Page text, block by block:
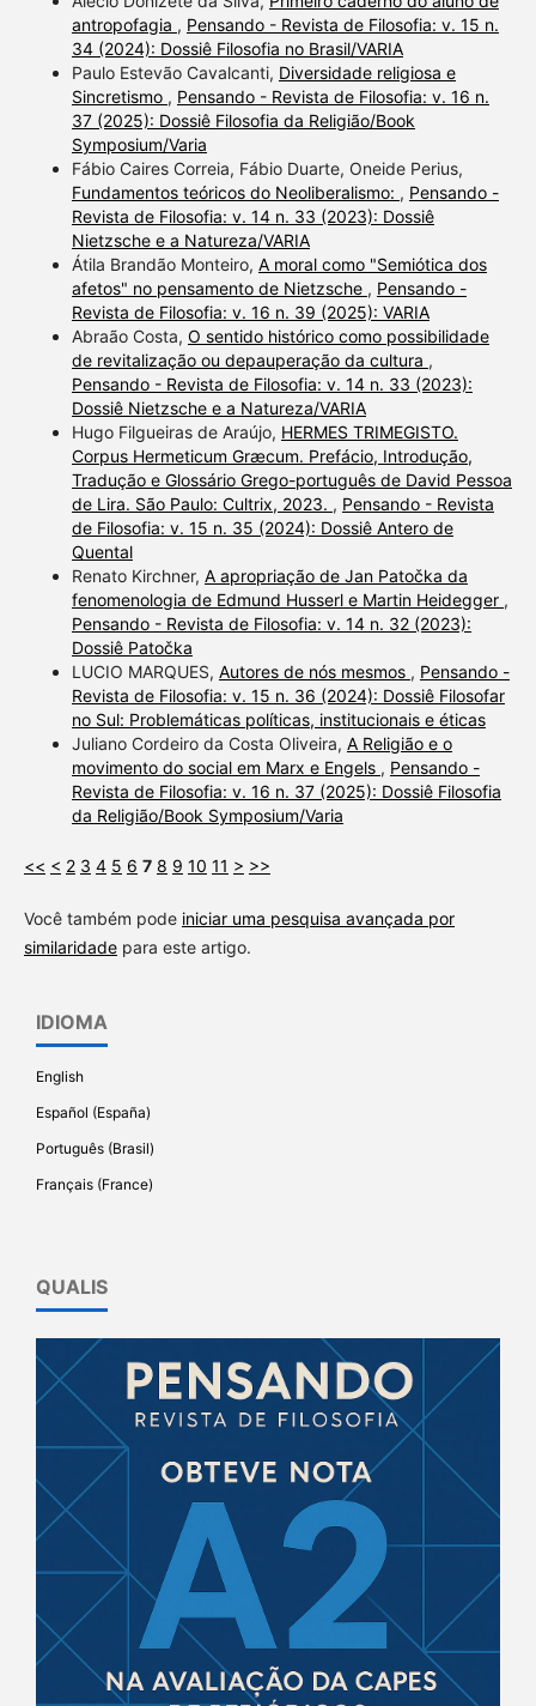
antropofagia , Pensando - Revista de Filosofia: v. 15 n.
34 (2024): Dossiê Filosofia no Brasil/VARIA
Paulo Estevão Cavalcanti, Diversidade religiosa e
Sincretismo , Pensando - Revista de Filosofia: v. 16 n.
37 (2025): Dossiê Filosofia da Religião/Book
Symposium/Varia
Fábio Caires Correia, Fábio Duarte, Oneide Perius,
Fundamentos teóricos do Neoliberalismo: , Pensando -
Revista de Filosofia: v. 14 n. 33 (2023): Dossiê
Nietzsche e a Natureza/VARIA
Átila Brandão Monteiro, A moral como "Semiótica dos
afetos" no pensamento de Nietzsche , Pensando -
Revista de Filosofia: v. 16 n. 39 (2025): VARIA
Abraão Costa, O sentido histórico como possibilidade
de revitalização ou depauperação da cultura ,
Pensando - Revista de Filosofia: v. 14 n. 33 (2023):
Dossiê Nietzsche e a Natureza/VARIA
Hugo Filgueiras de Araújo, HERMES TRIMEGISTO.
Corpus Hermeticum Græcum. Prefácio, Introdução,
Tradução e Glossário Grego-português de David Pessoa
de Lira. São Paulo: Cultrix, 2023. , Pensando - Revista
de Filosofia: v. 15 n. 35 (2024): Dossiê Antero de
Quental
Renato Kirchner, A apropriação de Jan Patočka da
fenomenologia de Edmund Husserl e Martin Heidegger ,
Pensando - Revista de Filosofia: v. 14 n. 32 (2023):
Dossiê Patočka
LUCIO MARQUES, Autores de nós mesmos , Pensando -
Revista de Filosofia: v. 15 n. 36 (2024): Dossiê Filosofar
no Sul: Problemáticas políticas, institucionais e éticas
Juliano Cordeiro da Costa Oliveira, A Religião e o
movimento do social em Marx e Engels , Pensando -
Revista de Filosofia: v. 16 n. 37 (2025): Dossiê Filosofia
da Religião/Book Symposium/Varia
<< < 2 3 4 5 6 7 8 9 10 11 > >>
Você também pode iniciar uma pesquisa avançada por
similaridadepara este artigo.
IDIOMA
English
Español (España)
Português (Brasil)
Français (France)
QUALIS